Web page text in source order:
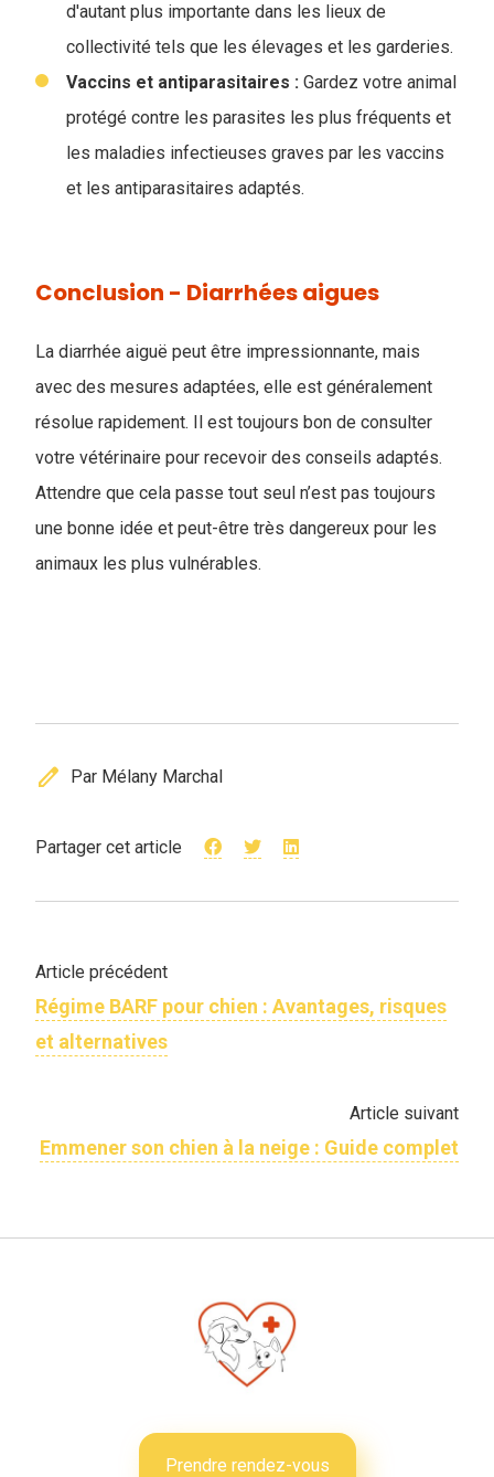
d'autant plus importante dans les lieux de
collectivité tels que les élevages et les garderies.
Vaccins et antiparasitaires : Gardez votre animal
protégé contre les parasites les plus fréquents et
les maladies infectieuses graves par les vaccins
et les antiparasitaires adaptés.
Conclusion - Diarrhées aigues
La diarrhée aiguë peut être impressionnante, mais
avec des mesures adaptées, elle est généralement
résolue rapidement. Il est toujours bon de consulter
votre vétérinaire pour recevoir des conseils adaptés.
Attendre que cela passe tout seul n’est pas toujours
une bonne idée et peut-être très dangereux pour les
animaux les plus vulnérables.
edit Par Mélany Marchal
Partager cet article
Article précédent
Régime BARF pour chien : Avantages, risques
et alternatives
Article suivant
Emmener son chien à la neige​ : Guide complet
Prendre rendez-vous